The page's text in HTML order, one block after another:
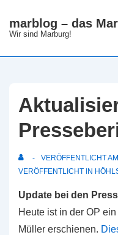
Zummarblog – das
Wir sind Marburg!
VERÖFFENTLICHT AM
VERÖFFENTLICHT IN
Update bei den
Heute ist in der OP
Müller erschienen.